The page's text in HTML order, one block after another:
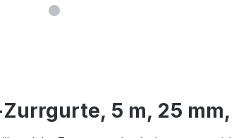
5 m, 25